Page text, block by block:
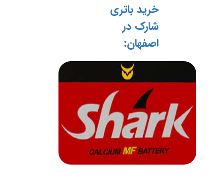
خرید باتری
شارک در
اصفهان: